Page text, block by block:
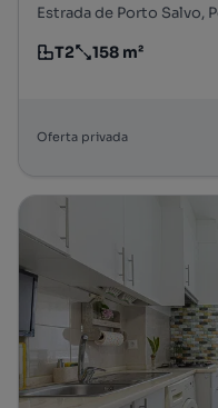
Estrada de Porto Salvo,
Tipologia
T2
Preço por metro
158 m²
Oferta privada